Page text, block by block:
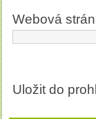
Webová
Uložit do